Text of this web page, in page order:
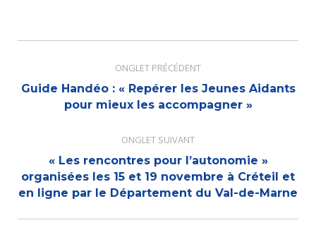
commentaire
ONGLET PRÉCÉDENT
Onglet
précédent
Guide Handéo : « Repérer les Jeunes Aidants
pour mieux les accompagner »
ONGLET SUIVANT
Onglet
suivant
« Les rencontres pour l’autonomie »
organisées les 15 et 19 novembre à Créteil et
en ligne par le Département du Val-de-Marne